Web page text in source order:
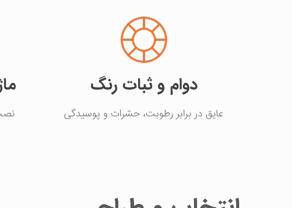
دوام و ثبات رنگ
عایق در برابر رطوبت، حشرات و پوسیدگی